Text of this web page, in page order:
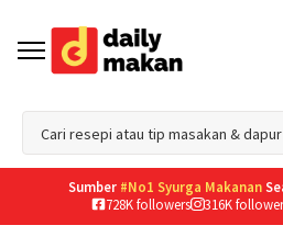
Sumber #No1 Syurga Makanan
728K followers
316K